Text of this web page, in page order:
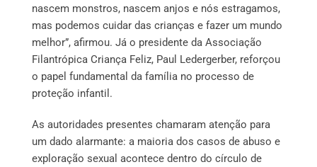
nascem monstros, nascem anjos e nós estragamos,
mas podemos cuidar das crianças e fazer um mundo
melhor”, afirmou. Já o presidente da Associação
Filantrópica Criança Feliz, Paul Ledergerber, reforçou
o papel fundamental da família no processo de
proteção infantil.
As autoridades presentes chamaram atenção para
um dado alarmante: a maioria dos casos de abuso e
exploração sexual acontece dentro do círculo de